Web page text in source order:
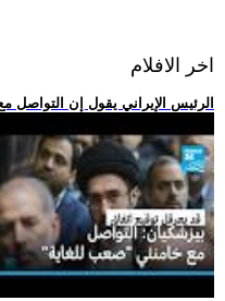
اخر الافلام
.. الرئيس الإيراني يقول إن